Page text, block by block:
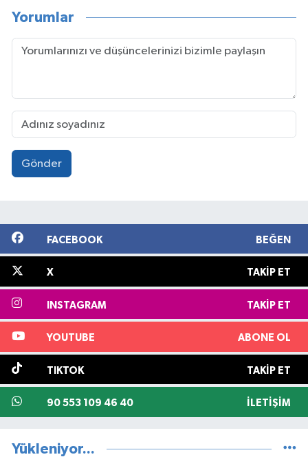
Yorumlar
Gönder
FACEBOOK BEĞEN
X TAKIP ET
INSTAGRAM TAKIP ET
YOUTUBE ABONE OL
TIKTOK TAKIP ET
90 553 109 46 40 İLETIŞIM
Yükleniyor...